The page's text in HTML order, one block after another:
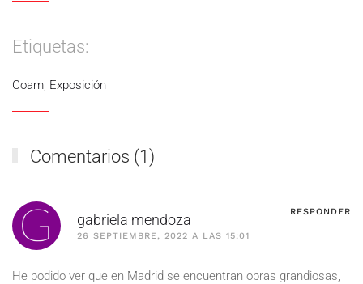
Etiquetas:
Coam Exposición
Comentarios (1)
gabriela mendoza
26 SEPTIEMBRE, 2022 A LAS 15:01
RESPONDER
He podido ver que en Madrid se encuentran obras grandiosas,